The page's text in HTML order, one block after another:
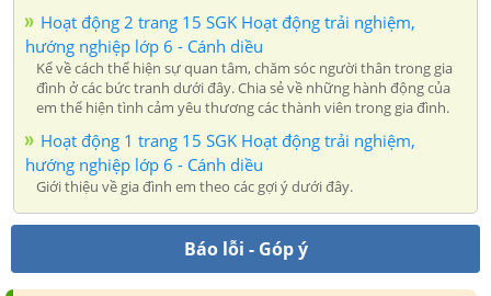
Hoạt động 2 trang 15 SGK Hoạt động trải nghiệm,
hướng nghiệp lớp 6 - Cánh diều
Kể về cách thể hiện sự quan tâm, chăm sóc người thân trong gia
đình ở các bức tranh dưới đây. Chia sẻ về những hành động của
em thể hiện tình cảm yêu thương các thành viên trong gia đình.
Hoạt động 1 trang 15 SGK Hoạt động trải nghiệm,
hướng nghiệp lớp 6 - Cánh diều
Giới thiệu về gia đình em theo các gợi ý dưới đây.
Báo lỗi - Góp ý